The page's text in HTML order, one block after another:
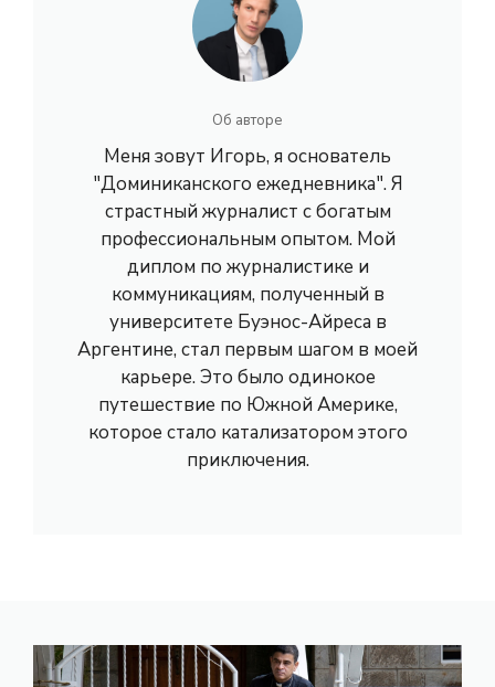
Об авторе
Меня зовут Игорь, я основатель
"Доминиканского ежедневника". Я
страстный журналист с богатым
профессиональным опытом. Мой
диплом по журналистике и
коммуникациям, полученный в
университете Буэнос-Айреса в
Аргентине, стал первым шагом в моей
карьере. Это было одинокое
путешествие по Южной Америке,
которое стало катализатором этого
приключения.